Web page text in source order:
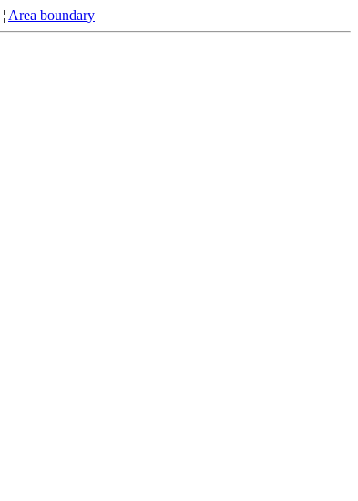
¦ Area boundary